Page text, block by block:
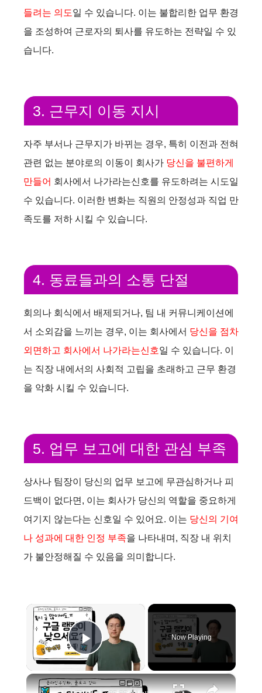
들려는 의도일 수 있습니다. 이는 불합리한 업무 환경
을 조성하여 근로자의 퇴사를 유도하는 전략일 수 있
습니다.
3. 근무지 이동 지시
자주 부서나 근무지가 바뀌는 경우, 특히 이전과 전혀
관련 없는 분야로의 이동이 회사가 당신을 불편하게
만들어 회사에서 나가라는신호를 유도하려는 시도일
수 있습니다. 이러한 변화는 직원의 안정성과 직업 만
족도를 저하 시킬 수 있습니다.
4. 동료들과의 소통 단절
회의나 회식에서 배제되거나, 팀 내 커뮤니케이션에
서 소외감을 느끼는 경우, 이는 회사에서 당신을 점차
외면하고 회사에서 나가라는신호일 수 있습니다. 이
는 직장 내에서의 사회적 고립을 초래하고 근무 환경
을 악화 시킬 수 있습니다.
5. 업무 보고에 대한 관심 부족
상사나 팀장이 당신의 업무 보고에 무관심하거나 피
드백이 없다면, 이는 회사가 당신의 역할을 중요하게
여기지 않는다는 신호일 수 있어요. 이는 당신의 기여
나 성과에 대한 인정 부족을 나타내며, 직장 내 위치
가 불안정해질 수 있음을 의미합니다.
×
Play Video
Now Playing
×